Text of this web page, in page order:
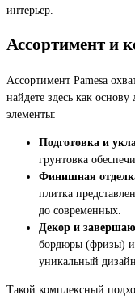
интерьер.
Ассортимент и
Ассортимент Pamesa
найдете здесь как
элементы:
Подготовка и
грунтовка
Финишная
плитка
до современных.
Декор и
бордюры (фризы) и
уникальный дизайн.
Такой комплексный